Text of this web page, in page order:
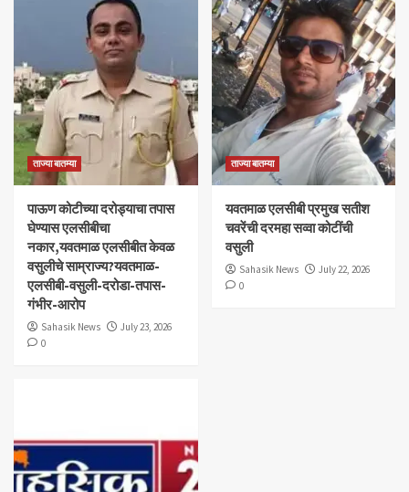
ताज्या बातम्या
पाऊण कोटीच्या दरोड्याचा तपास
घेण्यास एलसीबीचा
नकार,यवतमाळ एलसीबीत केवळ
वसुलीचे साम्राज्य?यवतमाळ-
एलसीबी-वसुली-दरोडा-तपास-
गंभीर-आरोप
Sahasik News
July 23, 2026
0
ताज्या बातम्या
यवतमाळ एलसीबी प्रमुख सतीश
चवरेंची दरमहा सव्वा कोटींची
वसुली
Sahasik News
July 22, 2026
0